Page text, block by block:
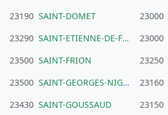
23190 SAINT-DOMET 23000
23290 SAINT-ETIENNE-DE-FURSAC 23000
23500 SAINT-FRION 23250
23500 SAINT-GEORGES-NIGREMONT 23160
23430 SAINT-GOUSSAUD 23150